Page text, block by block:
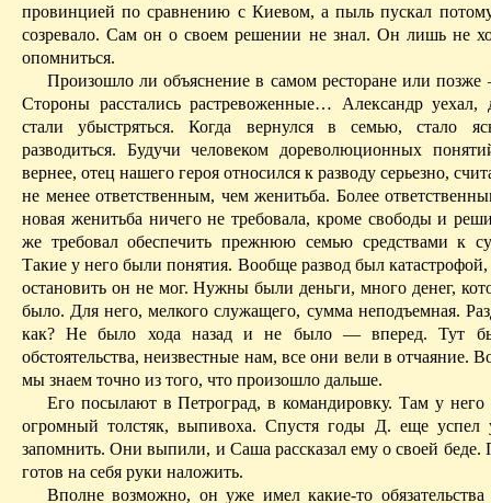
провинцией по сравнению с Киевом, а пыль пускал
созревало. Сам он о своем решении не знал. Он лишь не
опомниться.
Произошло ли объяснение в самом ресторане или позже
Стороны расстались растревоженные… Александр уехал,
стали убыстряться. Когда вернулся в семью, стало
разводиться. Будучи человеком дореволюционных
вернее, отец нашего героя относился к разводу серьезно,
не менее ответственным, чем женитьба. Более
новая женитьба ничего не требовала, кроме свободы и
же требовал обеспечитьпреж­нюю семью средствами к
Такие у него были понятия. Вообще развод был катастрофой,
остановить он не мог. Нужны были деньги, много денег,
было. Для него, мелкого служащего, сумма неподъемная.
как? Не было хода назад и не было — вперед. Тут
обстоятельства, неизвестные нам, все они вели в отчаяние.
мы знаем точно из того, что произошло дальше.
Его посылают в Петроград, в командировку. Там у него
огромный толстяк,выпивоха. Спустя годы Д. еще успел
запомнить. Они выпили, и Саша рассказал ему о своей беде.
готов на себя руки наложить.
Вполне возможно, он уже имел какие-то